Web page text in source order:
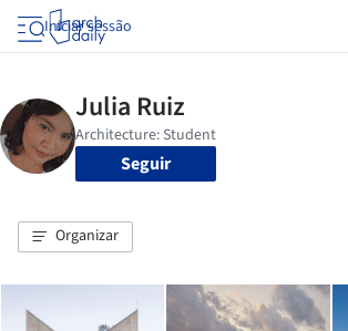
Iniciar sessão
Seguir
Organizar